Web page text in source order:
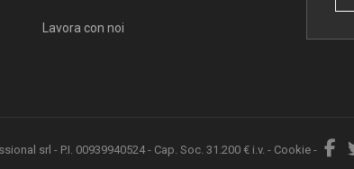
Lavora con noi
srl - P.I. 00939940524 - Cap. Soc. 31.200 € i.v. - Cookie -